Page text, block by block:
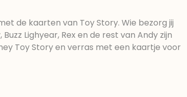
de kaarten van Toy Story. Wie bezorg jij
Lighyear, Rex en de rest van Andy zijn
Toy Story en verras met een kaartje voor